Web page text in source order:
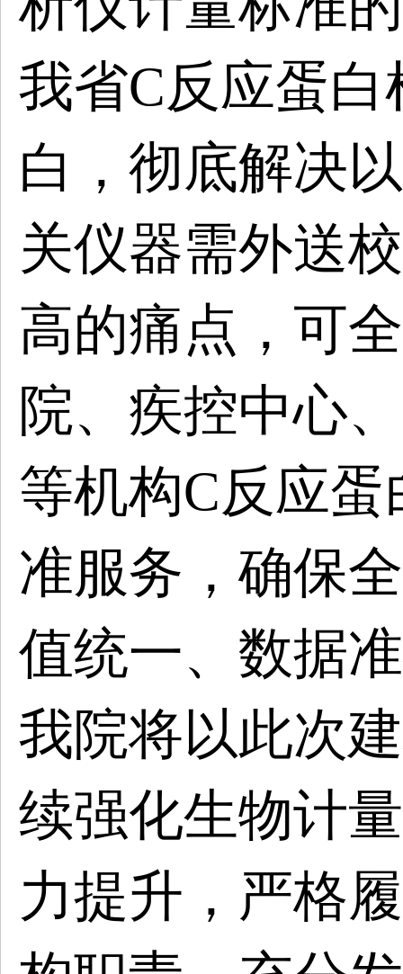
我省C反应蛋
白，彻底解决
关仪器需外送
高的痛点，可
院、疾控中心
等机构C反应
准服务，确保
值统一、数据
我院将以此次
续强化生物计
力提升，严格